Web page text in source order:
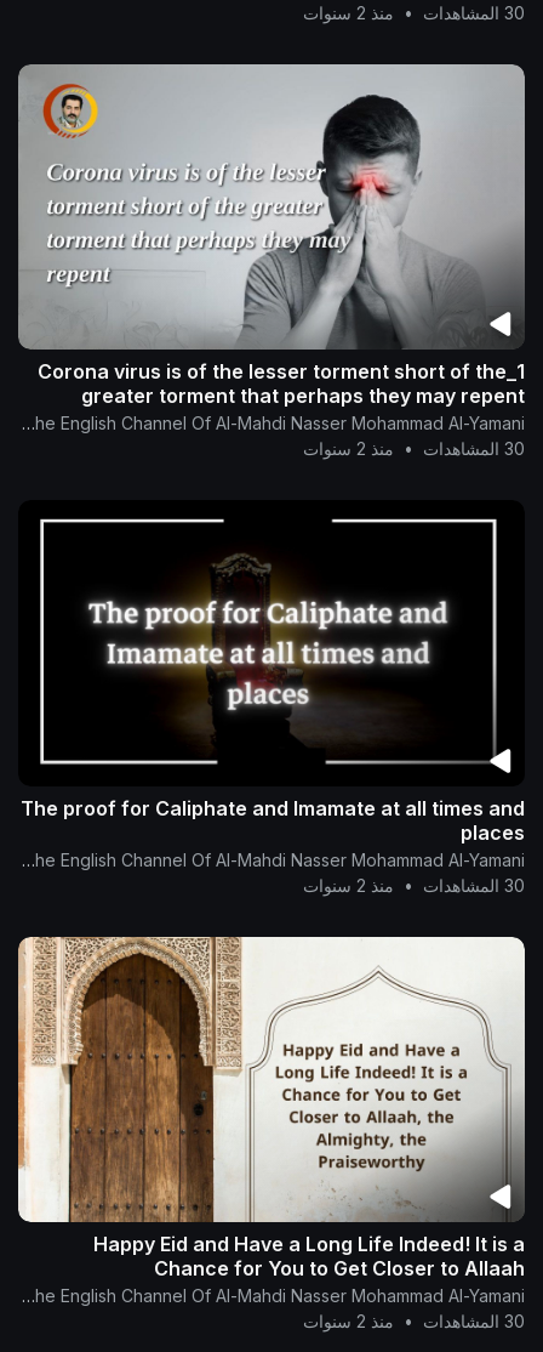
30 المشاهدات
• منذ 2 سنوات
1_Corona virus is of the lesser torment short of the
greater torment that perhaps they may repent
The English Channel Of Al-Mahdi Nasser Mohammad Al-Yamani
30 المشاهدات
• منذ 2 سنوات
The proof for Caliphate and Imamate at all times and
places
The English Channel Of Al-Mahdi Nasser Mohammad Al-Yamani
30 المشاهدات
• منذ 2 سنوات
Happy Eid and Have a Long Life Indeed! It is a
Chance for You to Get Closer to Allaah
The English Channel Of Al-Mahdi Nasser Mohammad Al-Yamani
30 المشاهدات
• منذ 2 سنوات